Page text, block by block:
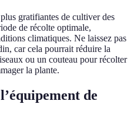
gratifiantes de cultiver des
de récolte optimale,
climatiques. Ne laissez pas
car cela pourrait réduire la
ou un couteau pour récolter
la plante.
de